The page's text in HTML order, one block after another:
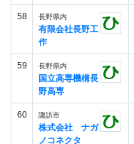
58 長野県内
有限会社長野工
作
59 長野県内
国立高専機構長
野高専
60 諏訪市
株式会社 ナガ
ノコネクタ